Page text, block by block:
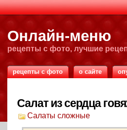
Онлайн-меню
рецепты с фото, лучшие
рецепты с фото о сайте
Салат из сердца
Салаты сложные